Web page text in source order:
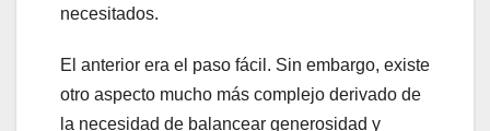
necesitados.
El anterior era el paso fácil. Sin embargo, existe
otro aspecto mucho más complejo derivado de
la necesidad de balancear generosidad y